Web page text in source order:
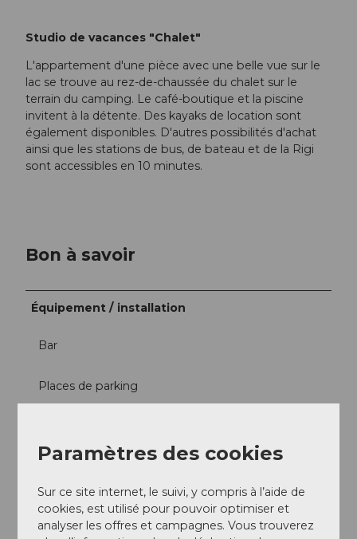
Studio de vacances "Chalet"
L'appartement d'une pièce avec une belle vue sur le
lac se trouve au rez-de-chaussée du chalet sur le
terrain du camping. Le café-boutique et la piscine
invitent à la détente. Des kayaks de location sont
également disponibles. D'autres possibilités d'achat
ainsi que les stations de bus, de bateau et de la Rigi
sont accessibles en 10 minutes.
Bon à savoir
Équipement / installation
Bar
Places de parking
Enfants
Aire de jeux à l'extérieur
Paramètres des cookies
Sur ce site internet, le suivi, y compris à l’aide de
cookies, est utilisé pour pouvoir optimiser et
analyser les offres et campagnes. Vous trouverez